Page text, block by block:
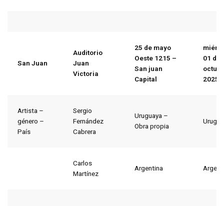
San Juan
Auditorio
Juan
Victoria
25 de mayo
Oeste 1215 –
San juan
Capital
01 de
2025
Artista –
género –
País
Sergio
Fernández
Cabrera
Uruguaya –
Obra propia
Carlos
Martínez
Argentina